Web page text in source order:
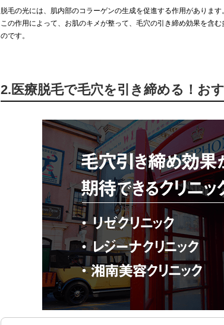
脱毛の光には、肌内部のコラーゲンの生成を促進する作用があります。
この作用によって、お肌のキメが整って、毛穴の引き締め効果を含
のです。
2.医療脱毛で毛穴を引き締める！お